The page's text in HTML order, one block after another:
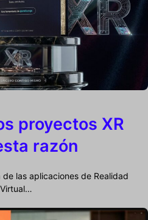
proyectos XR
razón
las aplicaciones de Realidad